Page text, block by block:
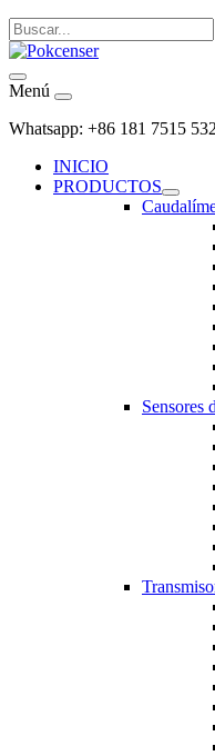
Menú
Whatsapp: +86 181 7515
INICIO
PRODUCTOS
Sensores